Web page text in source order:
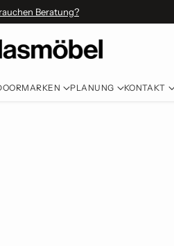
Beratung?
MARKEN PLANUNG KONTAKT